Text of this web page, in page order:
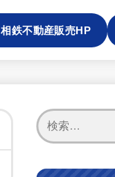
相鉄不動産販売HP